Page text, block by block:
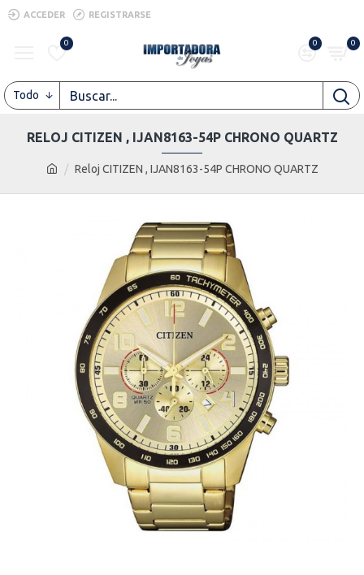
ACCEDER REGISTRARSE
0 0 0
Todo
Reloj CITIZEN , IJAN8163-54P CHRONO QUARTZ
RELOJ CITIZEN , IJAN8163-54P CHRONO QUARTZ